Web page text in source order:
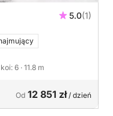
5.0(1)
6 · 11.8 m
Od 12 851 zł/ dzień